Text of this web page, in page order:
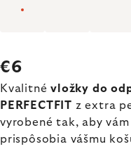
€6
Kvalitné vložky do
PERFECTFIT z extra
vyrobené tak, aby
prispôsobia vášmu